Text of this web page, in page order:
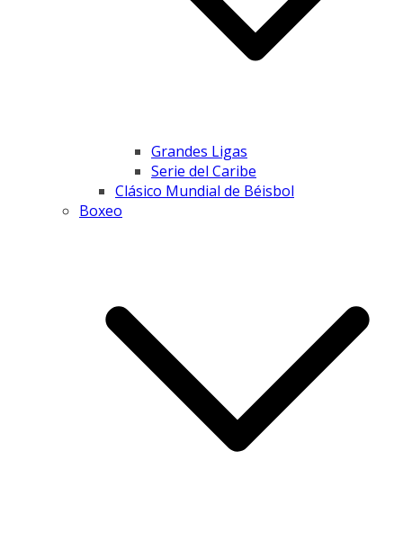
Grandes Ligas
Serie del Caribe
Clásico Mundial de Béisbol
Boxeo